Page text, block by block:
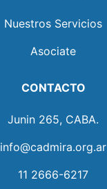
Nuestros Servicios
Asociate
CONTACTO
Junin 265, CABA.
info@cadmira.org.ar
11 2666-6217